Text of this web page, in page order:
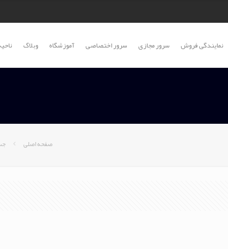
نمایندگی فروش سرور مجازی سرور اختصاصی آموزشگاه وبلاگ
صفحه اصلی